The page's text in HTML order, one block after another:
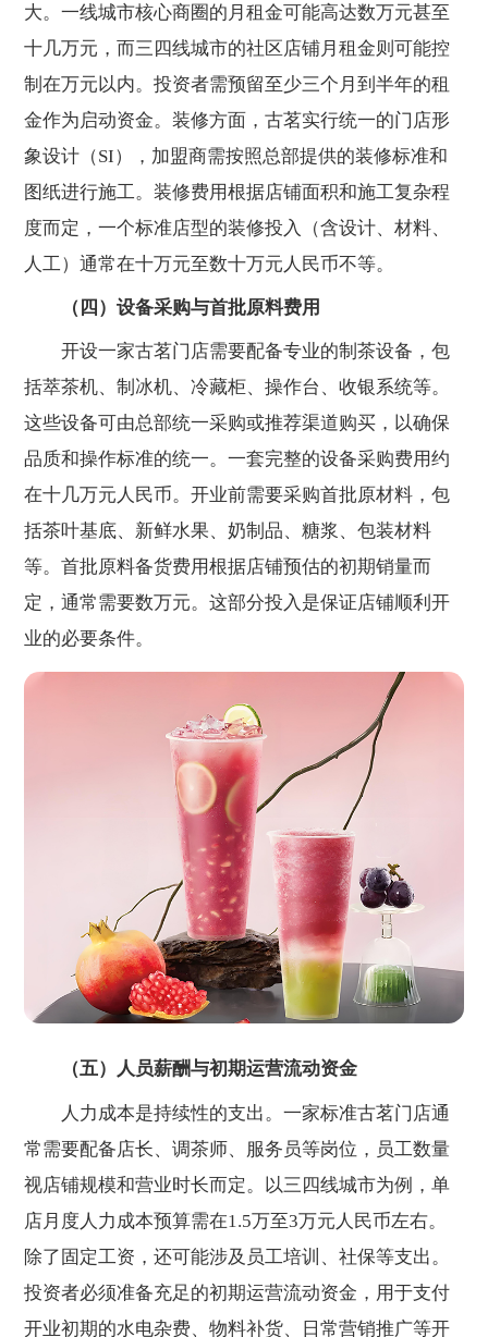
大。一线城市核心商圈的月租金可能高达数万元甚至
十几万元，而三四线城市的社区店铺月租金则可能控
制在万元以内。投资者需预留至少三个月到半年的租
金作为启动资金。装修方面，古茗实行统一的门店形
象设计（SI），加盟商需按照总部提供的装修标准和
图纸进行施工。装修费用根据店铺面积和施工复杂程
度而定，一个标准店型的装修投入（含设计、材料、
人工）通常在十万元至数十万元人民币不等。
（四）设备采购与首批原料费用
开设一家古茗门店需要配备专业的制茶设备，包
括萃茶机、制冰机、冷藏柜、操作台、收银系统等。
这些设备可由总部统一采购或推荐渠道购买，以确保
品质和操作标准的统一。一套完整的设备采购费用约
在十几万元人民币。开业前需要采购首批原材料，包
括茶叶基底、新鲜水果、奶制品、糖浆、包装材料
等。首批原料备货费用根据店铺预估的初期销量而
定，通常需要数万元。这部分投入是保证店铺顺利开
业的必要条件。
（五）人员薪酬与初期运营流动资金
人力成本是持续性的支出。一家标准古茗门店通
常需要配备店长、调茶师、服务员等岗位，员工数量
视店铺规模和营业时长而定。以三四线城市为例，单
店月度人力成本预算需在1.5万至3万元人民币左右。
除了固定工资，还可能涉及员工培训、社保等支出。
投资者必须准备充足的初期运营流动资金，用于支付
开业初期的水电杂费、物料补货、日常营销推广等开